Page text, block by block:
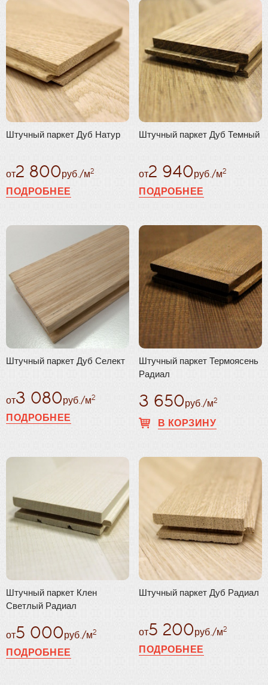
Масла и краски
Инструмент и расходные материалы
ВП (Россия)
Сбросить фильтр
Штучный паркет Дуб Натур
от2 800руб./м2
ПОДРОБНЕЕ
Штучный паркет Дуб Темный
от2 940руб./м2
ПОДРОБНЕЕ
Штучный паркет Дуб Селект
от3 080руб./м2
ПОДРОБНЕЕ
Штучный паркет Термоясень
Радиал
3 650руб./м2
В КОРЗИНУ
Штучный паркет Клен
Светлый Радиал
от5 000руб./м2
ПОДРОБНЕЕ
Штучный паркет Дуб Радиал
от5 200руб./м2
ПОДРОБНЕЕ